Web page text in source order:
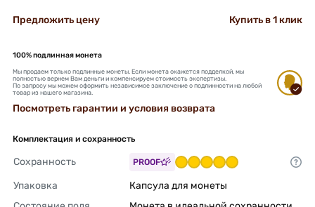
Предложить цену Купить в 1 клик
100% подлинная монета
Мы продаем только подлинные монеты. Если монета окажется подделкой, мы
полностью вернем Вам деньги и компенсируем стоимость экспертизы.
По запросу мы можем оформить независимое заключение о подлинности на любой
товар из нашего магазина.
Посмотреть гарантии и условия возврата
Комплектация и сохранность
Сохранность PROOF
Упаковка
Капсула для монеты